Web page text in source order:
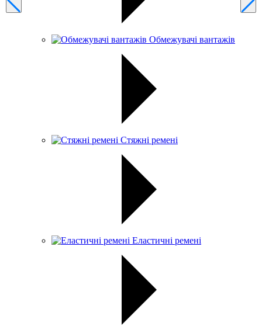
Обмежувачі вантажів
Стяжні ремені
Еластичні ремені